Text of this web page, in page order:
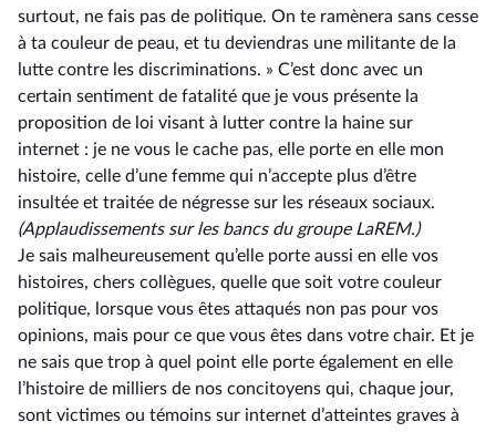
surtout, ne fais pas de politique. On te ramènera sans cesse
à ta couleur de peau, et tu deviendras une militante de la
lutte contre les discriminations. » C’est donc avec un
certain sentiment de fatalité que je vous présente la
proposition de loi visant à lutter contre la haine sur
internet : je ne vous le cache pas, elle porte en elle mon
histoire, celle d’une femme qui n’accepte plus d’être
insultée et traitée de négresse sur les réseaux sociaux.
(Applaudissements sur les bancs du groupe LaREM.)
Je sais malheureusement qu’elle porte aussi en elle vos
histoires, chers collègues, quelle que soit votre couleur
politique, lorsque vous êtes attaqués non pas pour vos
opinions, mais pour ce que vous êtes dans votre chair. Et je
ne sais que trop à quel point elle porte également en elle
l’histoire de milliers de nos concitoyens qui, chaque jour,
sont victimes ou témoins sur internet d’atteintes graves à